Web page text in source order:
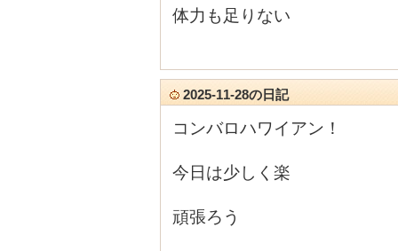
体力も足りない
2025-11-28の日記
コンバロハワイアン！
今日は少しく楽
頑張ろう